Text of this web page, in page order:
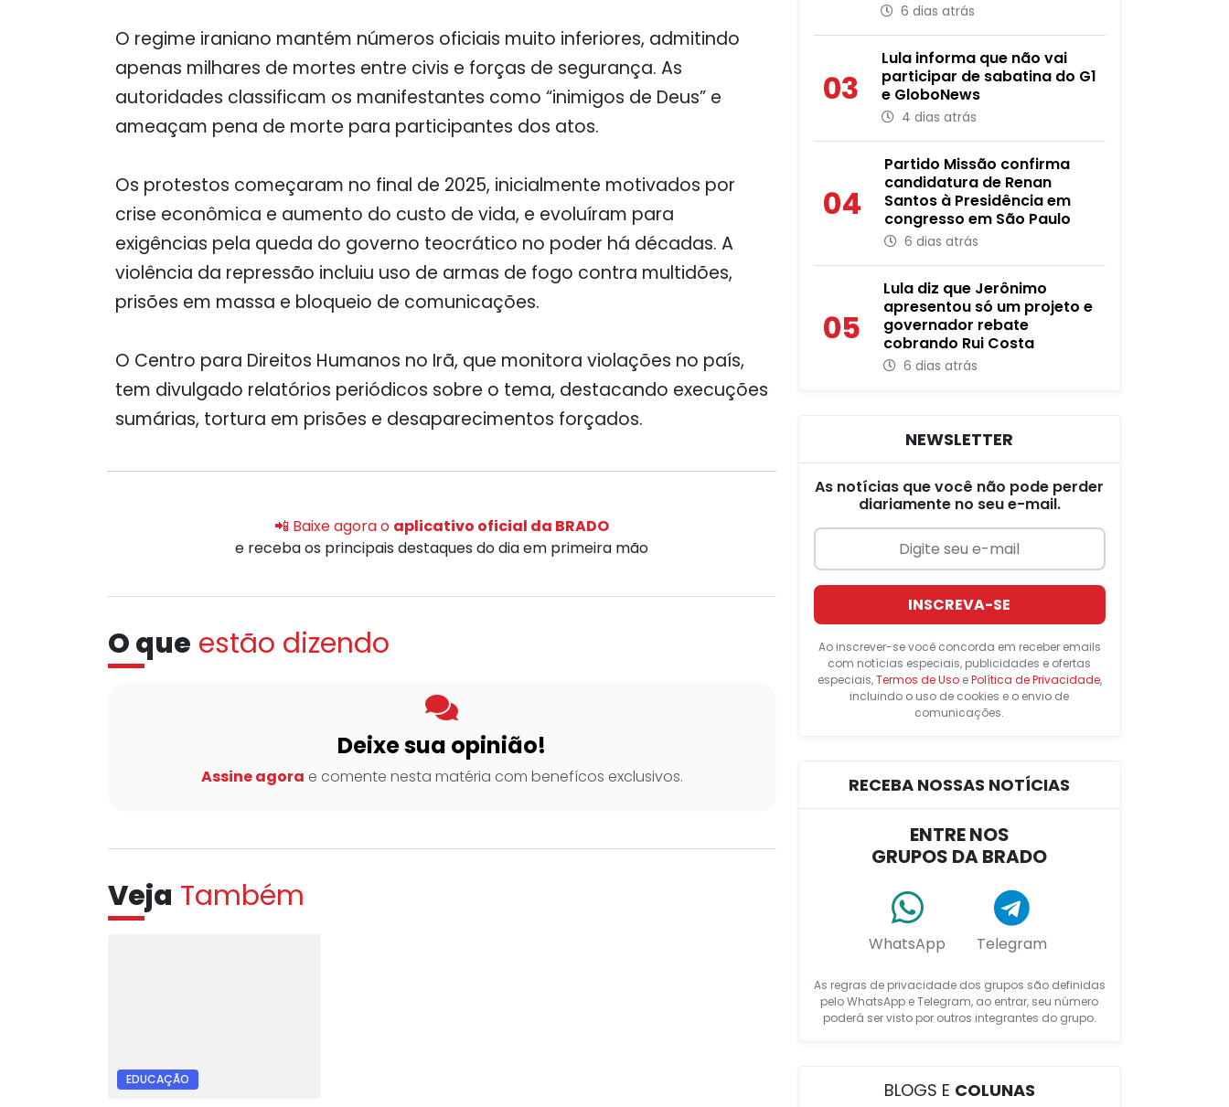
O regime iraniano mantém números oficiais muito inferiores, admitindo
apenas milhares de mortes entre civis e forças de segurança. As
autoridades classificam os manifestantes como “inimigos de Deus” e
ameaçam pena de morte para participantes dos atos.
Os protestos começaram no final de 2025, inicialmente motivados por
crise econômica e aumento do custo de vida, e evoluíram para
exigências pela queda do governo teocrático no poder há décadas. A
violência da repressão incluiu uso de armas de fogo contra multidões,
prisões em massa e bloqueio de comunicações.
O Centro para Direitos Humanos no Irã, que monitora violações no país,
tem divulgado relatórios periódicos sobre o tema, destacando execuções
sumárias, tortura em prisões e desaparecimentos forçados.
📲 Baixe agora o aplicativo oficial da BRADO
e receba os principais destaques do dia em primeira mão
O que estão dizendo
Deixe sua opinião!
Assine agora e comente nesta matéria com benefícos exclusivos.
Veja Também
EDUCAÇÃO
6 dias atrás
03
Lula informa que não vai
participar de sabatina do G1
e GloboNews
4 dias atrás
04
Partido Missão confirma
candidatura de Renan
Santos à Presidência em
congresso em São Paulo
6 dias atrás
05
Lula diz que Jerônimo
apresentou só um projeto e
governador rebate
cobrando Rui Costa
6 dias atrás
NEWSLETTER
As notícias que você não pode perder
diariamente no seu e-mail.
INSCREVA-SE
Ao inscrever-se você concorda em receber emails
com notícias especiais, publicidades e ofertas
especiais,Termos de UsoePolítica de Privacidade,
incluindo o uso de cookies e o envio de
comunicações.
RECEBA NOSSAS NOTÍCIAS
ENTRE NOS
GRUPOS DA BRADO
WhatsApp Telegram
As regras de privacidade dos grupos são definidas
pelo WhatsApp e Telegram, ao entrar, seu número
poderá ser visto por outros integrantes do grupo.
BLOGS E COLUNAS